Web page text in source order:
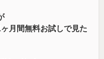
月間無料お試しで見た